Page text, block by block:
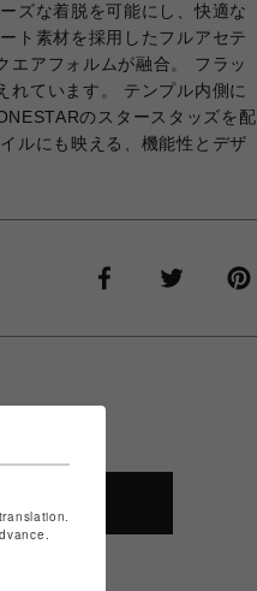
ズな着脱を可能にし、快適な
ト素材を採用したフルアセテ
エアフォルムが融合。 フラッ
れています。 テンプル内側に
のスタースタッズを配
ルにも映える、機能性とデザ